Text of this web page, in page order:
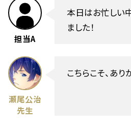
担当A
本日はお忙しい
ました！
瀬尾公治
先生
こちらこそ、あり